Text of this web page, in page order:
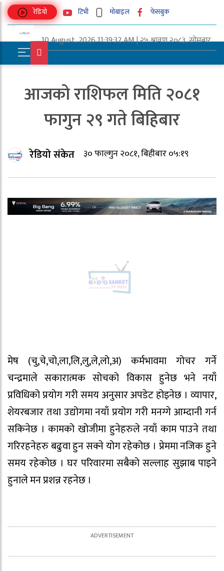
रेडियो टिभी मोबाइल फेसबुक
10 August, 2026 11:39:32 AM | २५ श्रावण २०८३, सोमबार
UNICODE
आजको राशिफल मिति २०८१
फागुन २९ गते बिहिबार
रेडियो संकेत ३० फाल्गुन २०८१, बिहीबार ०५:१९
मेष (चु,चे,चो,ला,लि,लु,ले,लो,अ) कर्मभावमा गोचर गर्ने
चन्द्रमाले सकारात्मक सोचको विकास हुनेछ भने नयाँ
प्रविधिको प्रयोग गरी समय अनुसार अपडेट होइनेछ । व्यापार,
शेयरबजार तथा उद्योगमा नयाँ प्रयोग गरी मनग्गे आम्दानी गर्न
सकिनेछ । कामको खोजीमा हुनेहरुले नयाँ काम पाउने तथा
गरिरहनेहरु बढुवा हुन सक्ने योग रहेकोछ । प्रेममा नजिक हुने
समय रहेकोछ । घर परिवारमा सबैको सल्लाह सुझाब पाइने
हुनाले मन प्रशन्न रहनेछ ।